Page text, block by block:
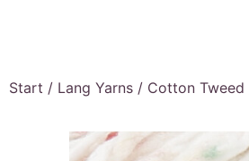
Start / Lang Yarns / Cotton Tweed